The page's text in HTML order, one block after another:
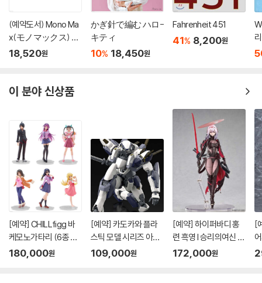
(예약도서) Mono Ma
x(モノマックス) 20
26年10月號
18,520원
かぎ針で編む ハロ-
キティ
10% 18,450원
Fahrenheit 451
41% 8,200원
'
이 분야 신상품
[예약] CHILLfigg 바
케모노가타리 (6종 세
트)
180,000원
[예약] 카도카와 플라
스틱 모델 시리즈 아바
레스트 l 풀메탈패닉
109,000원
[예약] 하이퍼바디 홍
련 흑영 l 승리의여신 니
케
172,000원
[